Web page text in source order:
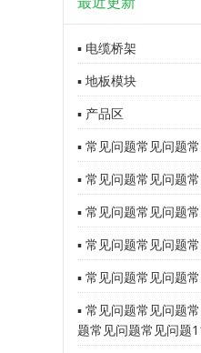
▪ 电缆桥架
▪ 地板模块
▪ 产品区
▪ 常见问题常见问题
▪ 常见问题常见问题
▪ 常见问题常见问题
▪ 常见问题常见问题
▪ 常见问题常见问题
▪ 常见问题常见问题
题常见问题常见问题